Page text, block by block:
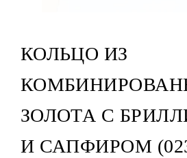
КОЛЬЦО ИЗ
ЗОЛОТА С
И САПФИРОМ